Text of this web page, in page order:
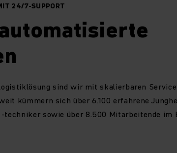
24/7-SUPPORT
sind wir mit skalierbaren
kümmern sich über 6.100 erfahrene
techniker sowie über 8.500 Mitarbeitende im